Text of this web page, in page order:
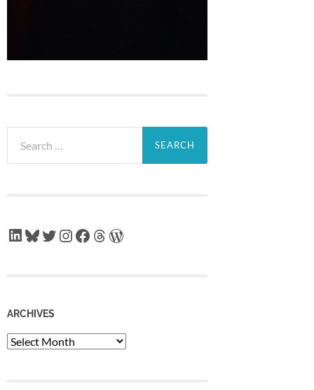
for:
LinkedIn
Bluesky
Twitter
Instagram
Facebook
Threads
WordPress
ARCHIVES
Archives